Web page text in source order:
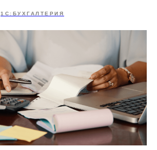
1С:БУХГАЛТЕРИЯ